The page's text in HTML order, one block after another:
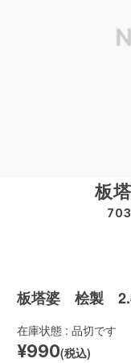
板
板塔婆 桧製
在庫状態 : 品切です
¥990(税込)